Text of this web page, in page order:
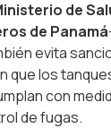
de
de Panamá
evita
que los
con
de fugas.